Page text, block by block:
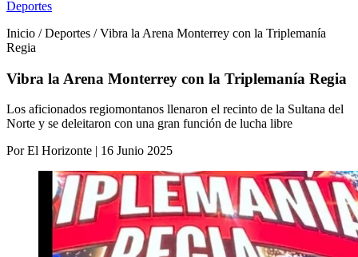
Deportes
Inicio / Deportes / Vibra la Arena Monterrey con la Triplemanía
Regia
Vibra la Arena Monterrey con la Triplemanía Regia
Los aficionados regiomontanos llenaron el recinto de la Sultana del
Norte y se deleitaron con una gran función de lucha libre
Por El Horizonte | 16 Junio 2025